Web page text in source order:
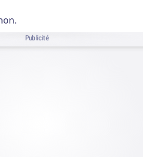
Publicité